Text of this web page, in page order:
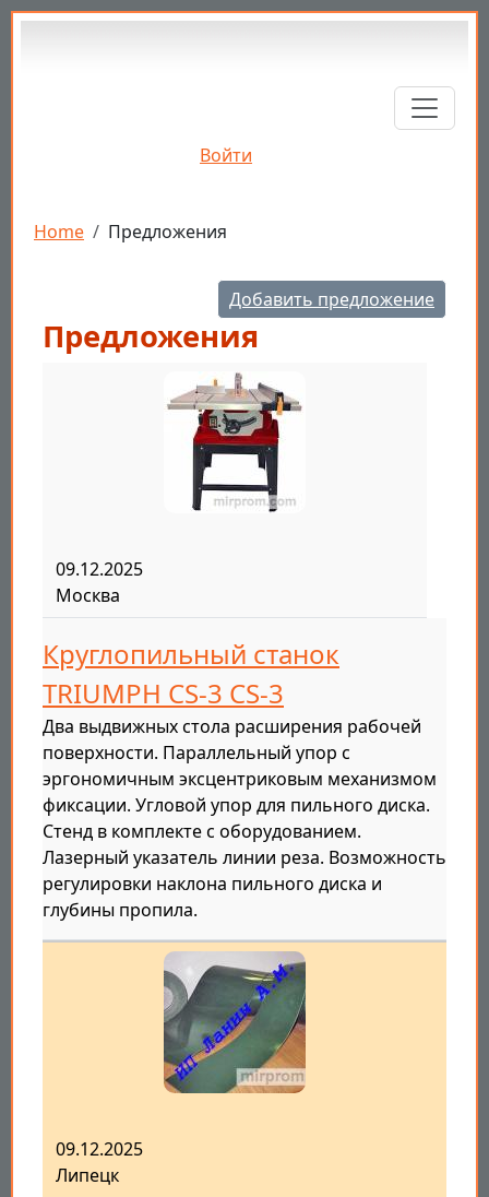
Перейти к основному содержанию
Войти
Строка навигации
Home Предложения
Добавить предложение
Предложения
09.12.2025
Москва
Круглопильный станок
TRIUMPH CS-3 CS-3
Два выдвижных стола расширения рабочей
поверхности. Параллельный упор с
эргономичным эксцентриковым механизмом
фиксации. Угловой упор для пильного диска.
Стенд в комплекте с оборудованием.
Лазерный указатель линии реза. Возможность
регулировки наклона пильного диска и
глубины пропила.
09.12.2025
Липецк